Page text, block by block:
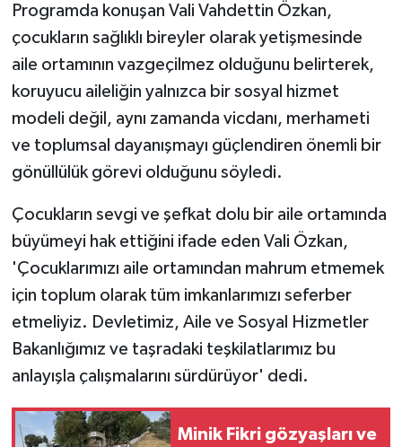
Programda konuşan Vali Vahdettin Özkan,
çocukların sağlıklı bireyler olarak yetişmesinde
aile ortamının vazgeçilmez olduğunu belirterek,
koruyucu aileliğin yalnızca bir sosyal hizmet
modeli değil, aynı zamanda vicdanı, merhameti
ve toplumsal dayanışmayı güçlendiren önemli bir
gönüllülük görevi olduğunu söyledi.
Çocukların sevgi ve şefkat dolu bir aile ortamında
büyümeyi hak ettiğini ifade eden Vali Özkan,
'Çocuklarımızı aile ortamından mahrum etmemek
için toplum olarak tüm imkanlarımızı seferber
etmeliyiz. Devletimiz, Aile ve Sosyal Hizmetler
Bakanlığımız ve taşradaki teşkilatlarımız bu
anlayışla çalışmalarını sürdürüyor' dedi.
Minik Fikri gözyaşları ve